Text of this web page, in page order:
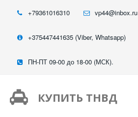
+79361016310 vp44@inbox.ru
+375447441635 (Viber, Whatsapp)
ПН-ПТ 09-00 до 18-00 (МСК).
КУПИТЬ ТНВД